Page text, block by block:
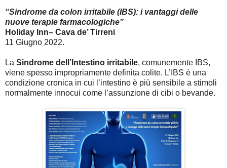
“Sindrome da colon irritabile (IBS): i vantaggi delle
nuove terapie farmacologiche”
Holiday Inn– Cava de’ Tirreni
11 Giugno 2022.
La Sindrome dell’Intestino irritabile, comunemente IBS,
viene spesso impropriamente definita colite. L’IBS è una
condizione cronica in cui l’intestino è più sensibile a stimoli
normalmente innocui come l’assunzione di cibi o bevande.